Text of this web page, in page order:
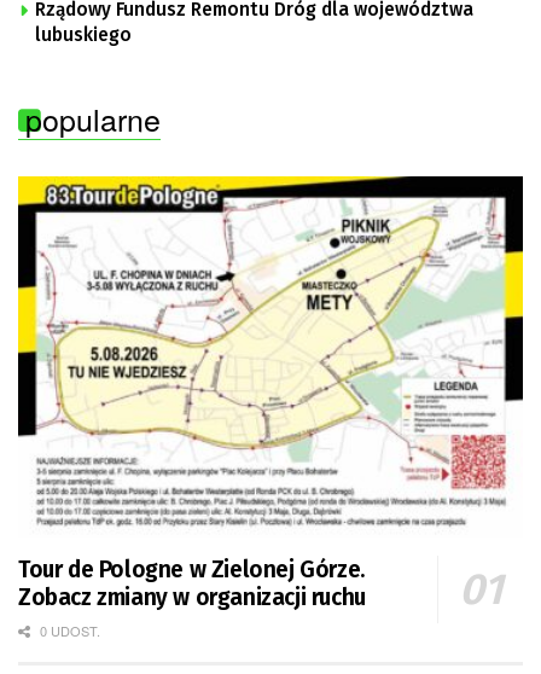
Rządowy Fundusz Remontu Dróg dla województwa
lubuskiego
popularne
Tour de Pologne w Zielonej Górze.
Zobacz zmiany w organizacji ruchu
0 UDOST.